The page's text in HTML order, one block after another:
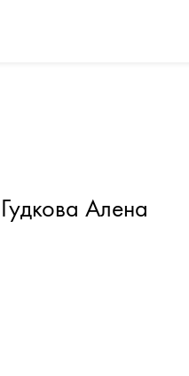
Гудкова Алена